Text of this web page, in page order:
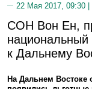
22 Мая 2017, 09:30 |
СОН Вон Ен,
национальный
к Дальнему
На Дальнем Востоке